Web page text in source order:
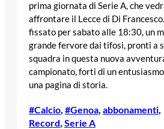
prima giornata di Serie A, che
affrontare il Lecce di Di
fissato per sabato alle 18:30, un
grande fervore dai tifosi, pronti a
squadra in questa nuova
campionato, forti di un
una pagina di storia.
#Calcio #Genoa abbonamenti
Record Serie A